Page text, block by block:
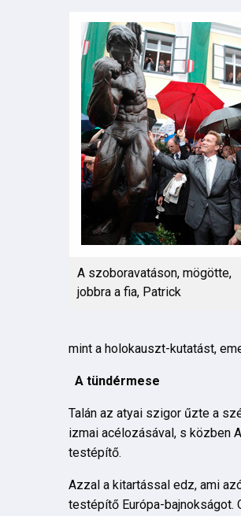
A szoboravatáson, mögötte,
jobbra a fia, Patrick
mint a holokauszt-kutatást,
A tündérmese
Talán az atyai szigor űzte a
izmai acélozásával, s közben
testépítő.
Azzal a kitartással edz, ami
testépítő Európa-bajnokságot.